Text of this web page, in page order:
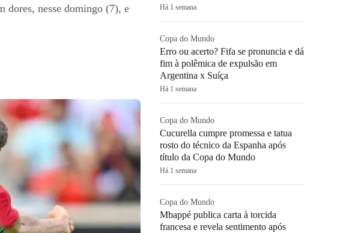
dores, nesse domingo (7), e
Há 1 semana
Copa do Mundo
Erro ou acerto? Fifa se pronuncia e dá
fim à polêmica de expulsão em
Argentina x Suíça
Há 1 semana
Copa do Mundo
Cucurella cumpre promessa e tatua
rosto do técnico da Espanha após
título da Copa do Mundo
Há 1 semana
Copa do Mundo
Mbappé publica carta à torcida
francesa e revela sentimento após